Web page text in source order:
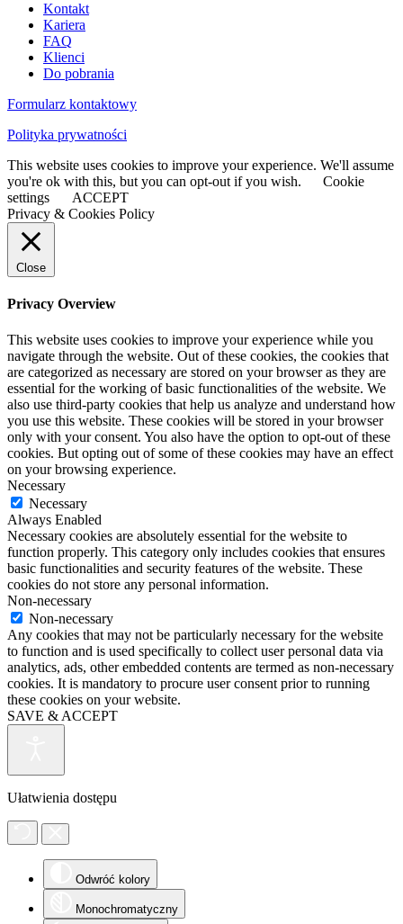
Kontakt
Kariera
FAQ
Klienci
Do pobrania
Formularz kontaktowy
Polityka prywatności
This website uses cookies to improve your experience. We'll assume
you're ok with this, but you can opt-out if you wish.
Cookie
settings
ACCEPT
Privacy & Cookies Policy
Close
Privacy Overview
This website uses cookies to improve your experience while you
navigate through the website. Out of these cookies, the cookies that
are categorized as necessary are stored on your browser as they are
essential for the working of basic functionalities of the website. We
also use third-party cookies that help us analyze and understand how
you use this website. These cookies will be stored in your browser
only with your consent. You also have the option to opt-out of these
cookies. But opting out of some of these cookies may have an effect
on your browsing experience.
Necessary
Necessary
Always Enabled
Necessary cookies are absolutely essential for the website to
function properly. This category only includes cookies that ensures
basic functionalities and security features of the website. These
cookies do not store any personal information.
Non-necessary
Non-necessary
Any cookies that may not be particularly necessary for the website
to function and is used specifically to collect user personal data via
analytics, ads, other embedded contents are termed as non-necessary
cookies. It is mandatory to procure user consent prior to running
these cookies on your website.
SAVE & ACCEPT
Ułatwienia dostępu
Odwróć kolory
Monochromatyczny